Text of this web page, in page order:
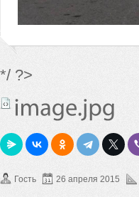
*/ ?>
Гость 26 апреля 2015